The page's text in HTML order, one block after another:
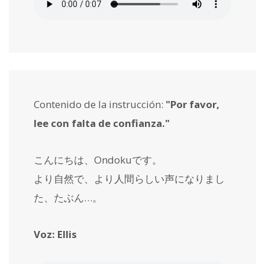
Contenido de la instrucción: "Por favor,
lee con falta de confianza."
こんにちは、Ondokuです。
より自然で、より人間らしい声になりまし
た、たぶん…。
Voz: Ellis